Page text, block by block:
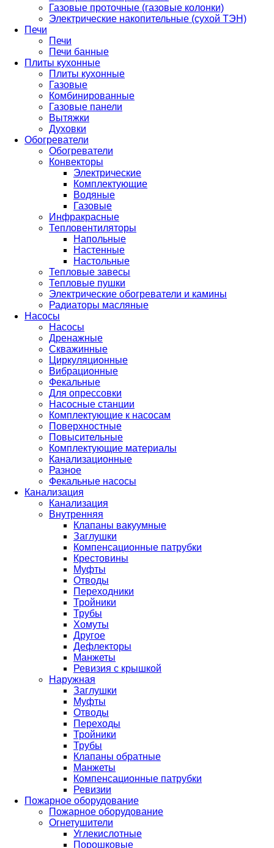
Газовые проточные (газовые колонки)
Электрические накопительные (сухой ТЭН)
Печи
Печи
Печи банные
Плиты кухонные
Плиты кухонные
Газовые
Комбинированные
Газовые панели
Вытяжки
Духовки
Обогреватели
Обогреватели
Конвекторы
Электрические
Комплектующие
Водяные
Газовые
Инфракрасные
Тепловентиляторы
Напольные
Настенные
Настольные
Тепловые завесы
Тепловые пушки
Электрические обогреватели и камины
Радиаторы масляные
Насосы
Насосы
Дренажные
Скважинные
Циркуляционные
Вибрационные
Фекальные
Для опрессовки
Насосные станции
Комплектующие к насосам
Поверхностные
Повысительные
Комплектующие материалы
Канализационные
Разное
Фекальные насосы
Канализация
Канализация
Внутренняя
Клапаны вакуумные
Заглушки
Компенсационные патрубки
Крестовины
Муфты
Отводы
Переходники
Тройники
Трубы
Хомуты
Другое
Дефлекторы
Манжеты
Ревизия с крышкой
Наружная
Заглушки
Муфты
Отводы
Переходы
Тройники
Трубы
Клапаны обратные
Манжеты
Компенсационные патрубки
Ревизии
Пожарное оборудование
Пожарное оборудование
Огнетушители
Углекислотные
Порошковые